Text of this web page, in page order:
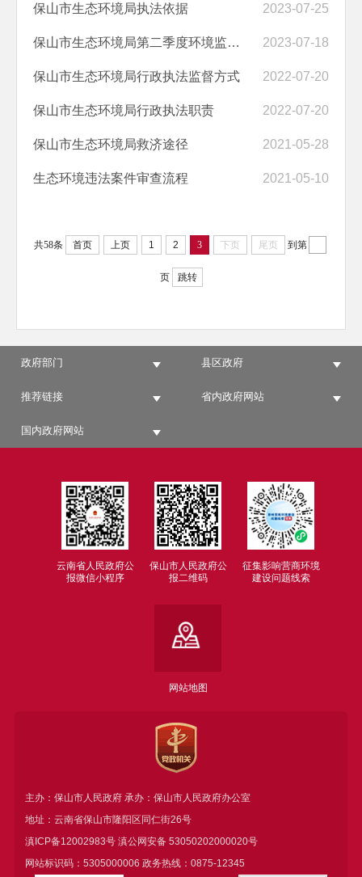
保山市生态环境局执法依据 2023-07-25
保山市生态环境局第二季度环境监察双随机抽查结果公开表 2023-07-18
保山市生态环境局行政执法监督方式 2022-07-20
保山市生态环境局行政执法职责 2022-07-20
保山市生态环境局救济途径 2021-05-28
生态环境违法案件审查流程 2021-05-10
共58条 首页 上页 1 2 3 下页 尾页 到第
页 跳转
政府部门 县区政府
推荐链接 省内政府网站
国内政府网站
云南省人民政府公
报微信小程序
保山市人民政府公
报二维码
征集影响营商环境
建设问题线索
网站地图
主办：保山市人民政府 承办：保山市人民政府办公室
地址：云南省保山市隆阳区同仁街26号
滇ICP备12002983号滇公网安备 53050202000020号
网站标识码：5305000006 政务热线：0875-12345